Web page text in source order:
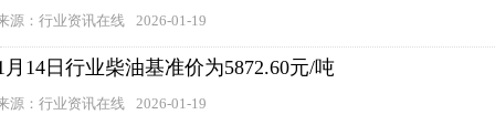
源：行业资讯在线 2026-01-19
月14日行业柴油基准价为5872.60元/吨
源：行业资讯在线 2026-01-19